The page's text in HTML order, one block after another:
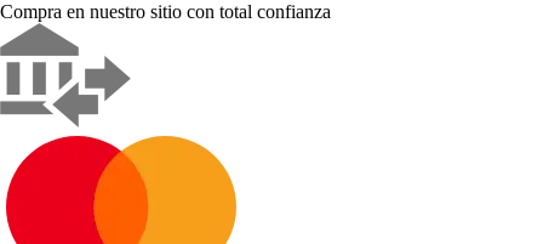
Compra en nuestro sitio con total confianza